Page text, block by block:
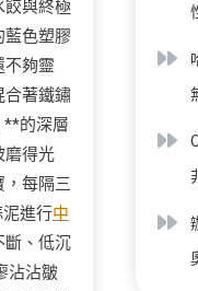
餃與終極
色塑膠
不夠靈
合著鐵鏽
**的深層
磨得光
每隔三
進行中
斷、低沉
沾沾皺